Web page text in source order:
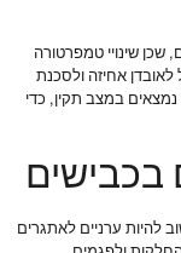
שינויי טמפרטורה
לאובדן אחיזה ולסכנת
נמצאים במצב תקין, כדי
בכבישים
להיות ערניים לאתגרים